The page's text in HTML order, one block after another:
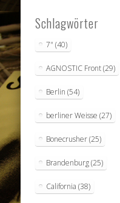
Schlagwörter
7" (40)
AGNOSTIC Front(29)
Berlin (54)
berliner Weisse (27)
Bonecrusher(25)
Brandenburg(25)
California (38)